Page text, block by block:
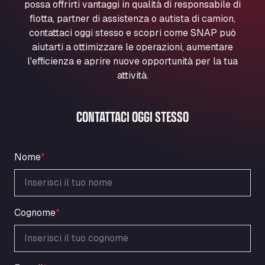
Marie-Curie-Straße 24, 68219
Aral Autohof Bockel
An der Autobahn 1, 27404
ARAL Autohof Bockenem
Oppelner Str. 1, 31167
ARAL Autohof Preis
GmbH
Obernburger Str. 127, 63811
Ardleigh South Services
a120 westbound, CO77SL
Area 47 Hermanos Rico
Autovia A4 km 47, 28300
Area de Servicio Agetrans
possa offrirti vantaggi in qualità di responsabile di
flotta, partner di assistenza o autista di camion,
contattaci oggi stesso e scopri come SNAP può
aiutarti a ottimizzare le operazioni, aumentare
l'efficienza e aprire nuove opportunità per la tua
attività.
CONTATTACI OGGI STESSO
Nome*
Cognome*